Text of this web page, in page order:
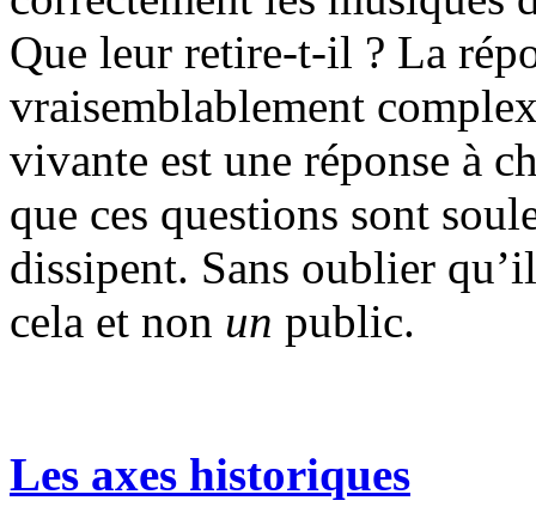
Que leur retire-t-il ? La
vraisemblablement
vivante est une réponse à
que ces questions sont
dissipent. Sans oublier
cela et non un public.
Les axes historiques